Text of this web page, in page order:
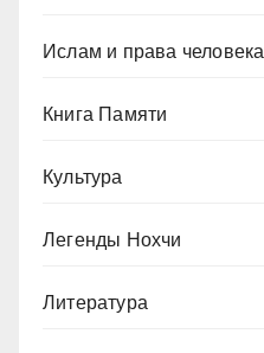
Ислам и права человека
Книга Памяти
Культура
Легенды Нохчи
Литература